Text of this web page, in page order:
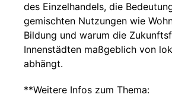
des Einzelhandels, die
gemischten Nutzungen wie
Bildung und warum die
Innenstädten maßgeblich von
abhängt.
**Weitere Infos zum Thema: